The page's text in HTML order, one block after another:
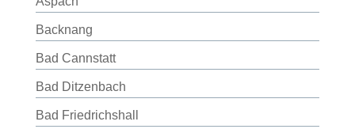
Backnang
Bad Cannstatt
Bad Ditzenbach
Bad Friedrichshall